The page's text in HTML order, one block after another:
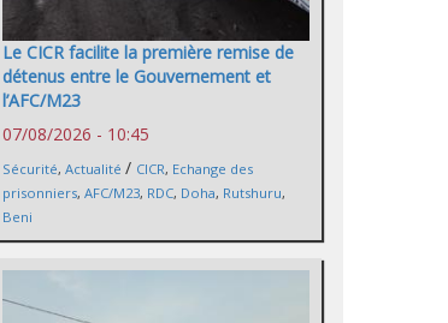
Le CICR facilite la première remise de
détenus entre le Gouvernement et
l’AFC/M23
07/08/2026 - 10:45
Sécurité, Actualité / CICR, Echange des
prisonniers, AFC/M23, RDC, Doha, Rutshuru,
Beni